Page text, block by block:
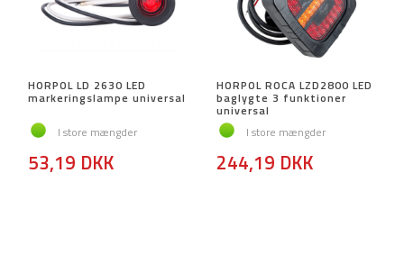
HORPOL LD 2630 LED
markeringslampe universal
I store mængder
53,19 DKK
HORPOL ROCA LZD2800 LED
baglygte 3 funktioner
universal
I store mængder
244,19 DKK